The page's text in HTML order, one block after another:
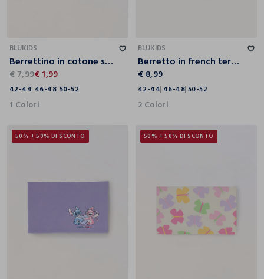
BLUKIDS
Berrettino in cotone stretch con strass neonata
€ 7,99€ 1,99
42-44 46-48 50-52
1 Colori
BLUKIDS
Berretto in french terry di viscosa stretch neonata
€ 8,99
42-44 46-48 50-52
2 Colori
50% + 50% DI SCONTO 50% + 50% DI SCONTO